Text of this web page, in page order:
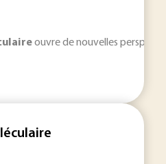
ouvre de nouvelles